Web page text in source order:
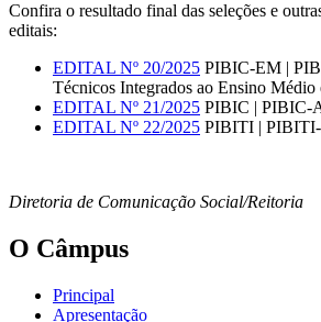
Confira o resultado final das seleções e
editais:
EDITAL Nº 20/2025 PIBIC-EM |
Técnicos Integrados ao Ensino Médio
EDITAL Nº 21/2025 PIBIC | PIBIC-
EDITAL Nº 22/2025 PIBITI |
Diretoria de Comunicação Social/Reitoria
O Câmpus
Principal
Apresentação